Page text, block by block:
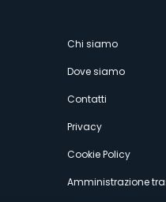
Menù
Chi siamo
Dove siamo
Contatti
Privacy
Cookie Policy
Amministrazione